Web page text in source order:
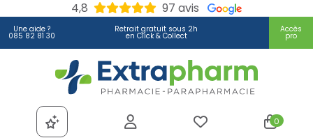
4,8 97 avis
Une aide ?
085 82 81 30
Retrait gratuit sous 2h
en Click & Collect
Accès
pro
Extrapharm Votre
0